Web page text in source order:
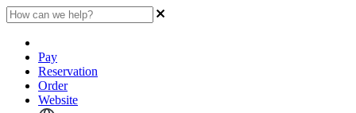
Pay
Reservation
Order
Website